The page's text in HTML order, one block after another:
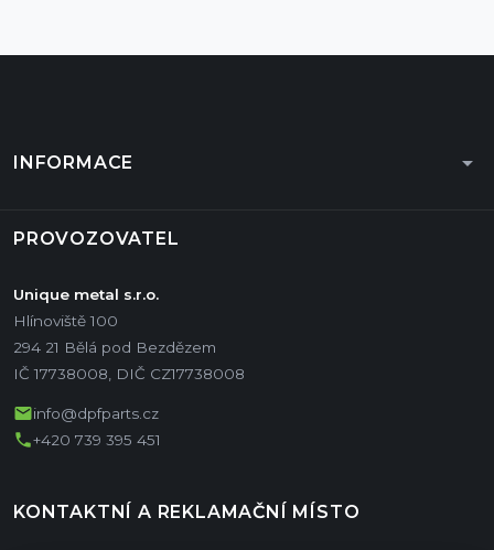
INFORMACE arrow_drop_down
PROVOZOVATEL
Unique metal s.r.o.
Hlínoviště 100
294 21 Bělá pod Bezdězem
IČ 17738008, DIČ CZ17738008
mailinfo@dpfparts.cz
phone+420 739 395 451
KONTAKTNÍ A REKLAMAČNÍ MÍSTO